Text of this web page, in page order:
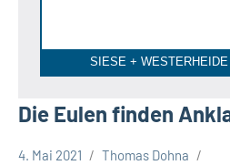
SIESE +
Die Eulen finden
4. Mai 2021 Thomas Dohna